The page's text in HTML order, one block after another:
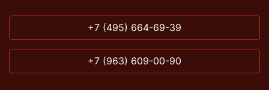
+7 (495) 664-69-39
+7 (963) 609-00-90